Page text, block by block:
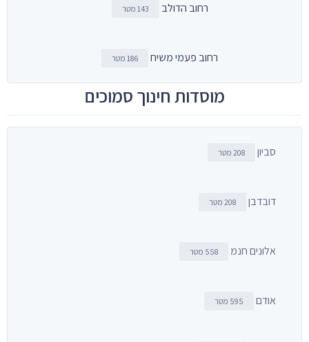
רחוב הדולב 143 מטר
רחוב פעמי משיח 186 מטר
מוסדות חינוך סמוכים
סביון 208 מטר
דובדבן 208 מטר
אלונים חנמ 558 מטר
אודם 595 מטר